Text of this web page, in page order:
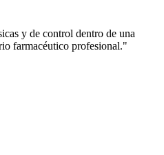
y de control dentro de una
farmacéutico profesional."